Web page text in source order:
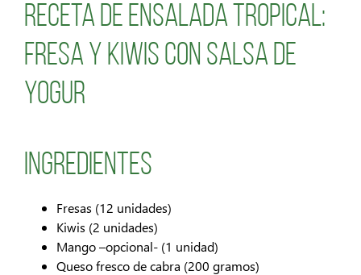
Receta de ensalada tropical:
Fresa y kiwis con salsa de
yogur
Ingredientes
Fresas (12 unidades)
Kiwis (2 unidades)
Mango –opcional- (1 unidad)
Queso fresco de cabra (200 gramos)